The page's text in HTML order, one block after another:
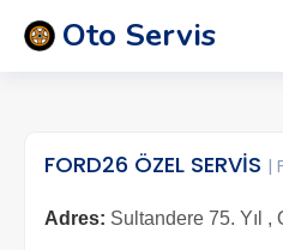
Oto Servis
FORD26 ÖZEL SERVİS |
Adres: Sultandere 75. Yıl ,